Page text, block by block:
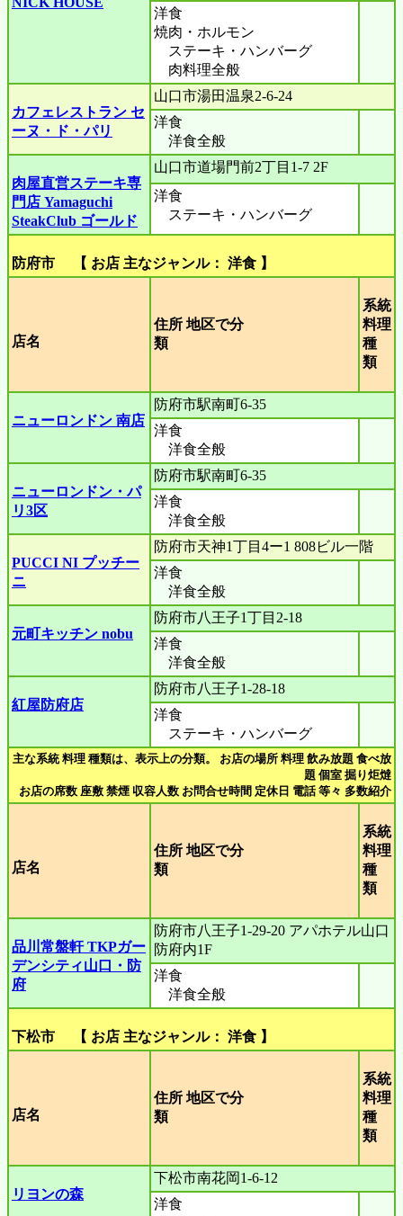
洋食
焼肉・ホルモン
ステーキ・ハンバーグ
肉料理全般
カフェレストラン セ
ーヌ・ド・パリ
山口市湯田温泉2-6-24
洋食
洋食全般
肉屋直営ステーキ専
門店 Yamaguchi
SteakClub ゴールド
山口市道場門前2丁目1-7 2F
洋食
ステーキ・ハンバーグ
防府市 【 お店 主なジャンル： 洋食 】
店名
住所 地区で分
類
系統
料理
種
類
ニューロンドン 南店
防府市駅南町6-35
洋食
洋食全般
ニューロンドン・パ
リ3区
防府市駅南町6-35
洋食
洋食全般
PUCCI NI プッチー
ニ
防府市天神1丁目4ー1 808ビル一階
洋食
洋食全般
元町キッチン nobu
防府市八王子1丁目2-18
洋食
洋食全般
紅屋防府店
防府市八王子1-28-18
洋食
ステーキ・ハンバーグ
主な系統 料理 種類は、表示上の分類。 お店の場所 料理 飲み放題 食べ放
題 個室 掘り炬燵
お店の席数 座敷 禁煙 収容人数 お問合せ時間 定休日 電話 等々 多数紹介
店名
住所 地区で分
類
系統
料理
種
類
品川常盤軒 TKPガー
デンシティ山口・防
府
防府市八王子1-29-20 アパホテル山口
防府内1F
洋食
洋食全般
下松市 【 お店 主なジャンル： 洋食 】
店名
住所 地区で分
類
系統
料理
種
類
リヨンの森
下松市南花岡1-6-12
洋食